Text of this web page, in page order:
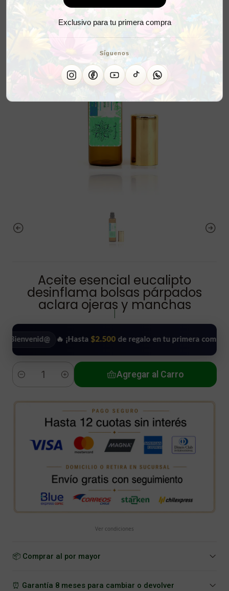
Exclusivo para tu primera compra
Síguenos
Aceite esencial eucalipto
desinflama bolsas párpados
aclara ojeras y manchas
🔥 ¡Hasta$2.500de regalo en tu primera compra! •
Cantidad
Agregar al Carro
Ver condiciones
📦 Comprar al por mayor
⏰ Garantía 8 meses para cambiar o devolver